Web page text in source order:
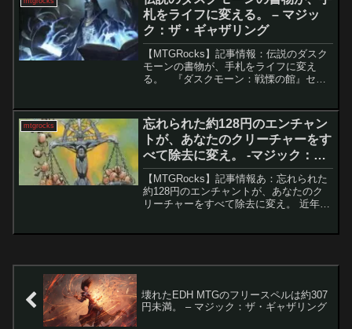
ーマットでは...
札をライフに変える。 – マジッ
ク：ザ・ギャザリング
【MTGRocks】記事情報：伝説のダスク
モーンの書物が、手札をライフに変え
る。 『ダスクモーン：戦慄の館』セッ
グにおける伝統的な変革的カー...
mtgrocks
忘れられた約128円のエンチャン
トが、あなたのクリーチャーをす
べて除去に変え。 -マジック：
ザ・ギャザリング
【MTGRocks】記事情報あ：忘れられた
約128円のエンチャントが、あなたのク
リーチャーをすべて除去に変え。 近年、
壊れたEDH MTGのフリースペルは約307
円未満。 – マジック：ザ・ギャザリング